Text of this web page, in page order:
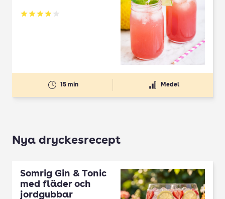
Betyg: 3.95 av 5
15 min Medel
Nya dryckesrecept
Somrig Gin & Tonic
med fläder och
jordgubbar